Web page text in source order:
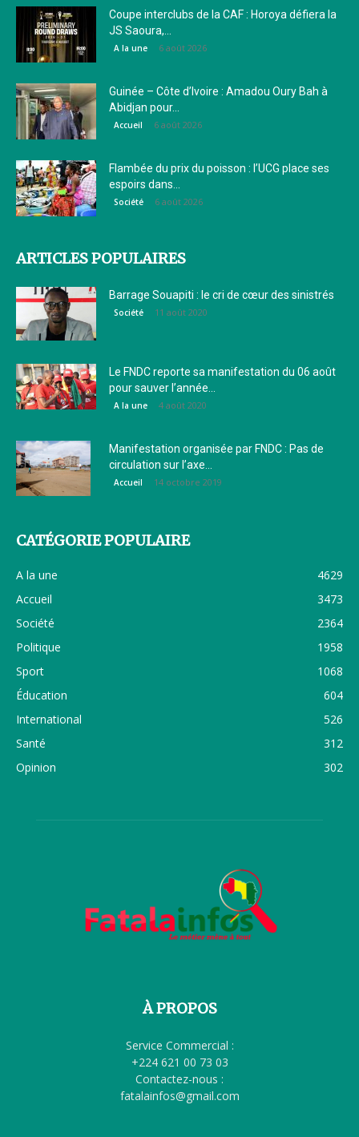
Coupe interclubs de la CAF : Horoya défiera la
JS Saoura,...
A la une 6 août 2026
Guinée – Côte d’Ivoire : Amadou Oury Bah à
Abidjan pour...
Accueil 6 août 2026
Flambée du prix du poisson : l’UCG place ses
espoirs dans...
Société 6 août 2026
ARTICLES POPULAIRES
Barrage Souapiti : le cri de cœur des sinistrés
Société 11 août 2020
Le FNDC reporte sa manifestation du 06 août
pour sauver l’année...
A la une 4 août 2020
Manifestation organisée par FNDC : Pas de
circulation sur l’axe...
Accueil 14 octobre 2019
CATÉGORIE POPULAIRE
A la une
4629
Accueil
3473
Société
2364
Politique
1958
Sport
1068
Éducation
604
International
526
Santé
312
Opinion
302
À PROPOS
Service Commercial :
+224 621 00 73 03
Contactez-nous :
fatalainfos@gmail.com